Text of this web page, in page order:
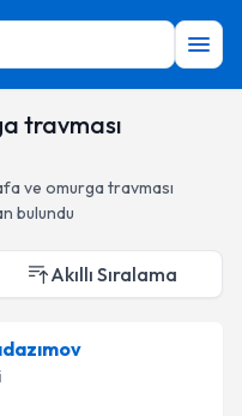
travması
ve omurga travması
bulundu
Akıllı Sıralama